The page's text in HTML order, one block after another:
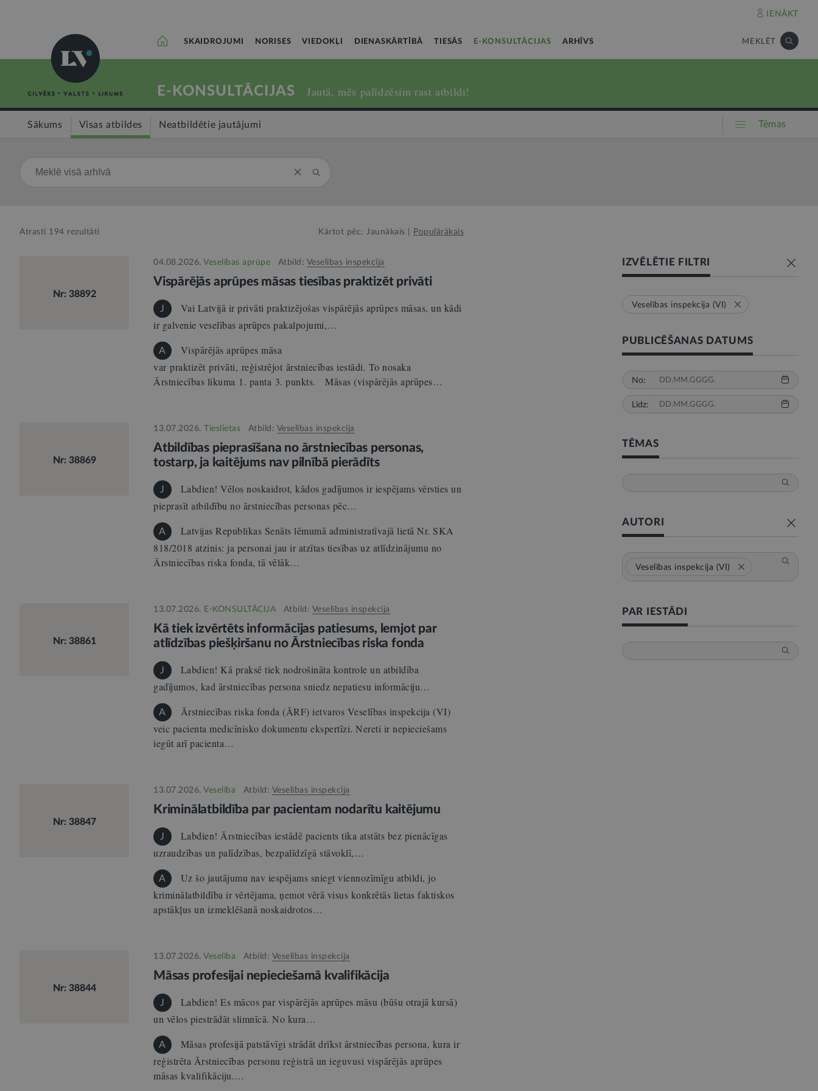
IENĀKT
SKAIDROJUMI NORISES VIEDOKĻI DIENASKĀRTĪBĀ TIESĀS E-KONSULTĀCIJAS ARHĪVS MEKLĒT
E-KONSULTĀCIJAS Jautā, mēs palīdzēsim rast atbildi!
Sākums Visas atbildes Neatbildētie jautājumi Tēmas
Atrasti 194 rezultāti Kārtot pēc: Jaunākais Populārākais
Nr: 38892
04.08.2026. Veselības aprūpe Atbild: Veselības inspekcija
Vispārējās aprūpes māsas tiesības praktizēt privāti
J
Vai Latvijā ir privāti praktizējošas vispārējās aprūpes māsas, un kādi
ir galvenie veselības aprūpes pakalpojumi,…
A
Vispārējās aprūpes māsa
var praktizēt privāti, reģistrējot ārstniecības iestādi. To nosaka
Ārstniecības likuma 1. panta 3. punkts. Māsas (vispārējās aprūpes…
Nr: 38869
13.07.2026. Tieslietas Atbild: Veselības inspekcija
Atbildības pieprasīšana no ārstniecības personas,
tostarp, ja kaitējums nav pilnībā pierādīts
J
Labdien! Vēlos noskaidrot, kādos gadījumos ir iespējams vērsties un
pieprasīt atbildību no ārstniecības personas pēc…
A
Latvijas Republikas Senāts lēmumā administratīvajā lietā Nr. SKA
818/2018 atzinis: ja personai jau ir atzītas tiesības uz atlīdzinājumu no
Ārstniecības riska fonda, tā vēlāk…
Nr: 38861
13.07.2026. E-KONSULTĀCIJA Atbild: Veselības inspekcija
Kā tiek izvērtēts informācijas patiesums, lemjot par
atlīdzības piešķiršanu no Ārstniecības riska fonda
J
Labdien! Kā praksē tiek nodrošināta kontrole un atbildība
gadījumos, kad ārstniecības persona sniedz nepatiesu informāciju…
A
Ārstniecības riska fonda (ĀRF) ietvaros Veselības inspekcija (VI)
veic pacienta medicīnisko dokumentu ekspertīzi. Nereti ir nepieciešams
iegūt arī pacienta…
Nr: 38847
13.07.2026. Veselība Atbild: Veselības inspekcija
Kriminālatbildība par pacientam nodarītu kaitējumu
J
Labdien! Ārstniecības iestādē pacients tika atstāts bez pienācīgas
uzraudzības un palīdzības, bezpalīdzīgā stāvoklī,…
A
Uz šo jautājumu nav iespējams sniegt viennozīmīgu atbildi, jo
kriminālatbildība ir vērtējama, ņemot vērā visus konkrētās lietas faktiskos
apstākļus un izmeklēšanā noskaidrotos…
Nr: 38844
13.07.2026. Veselība Atbild: Veselības inspekcija
Māsas profesijai nepieciešamā kvalifikācija
J
Labdien! Es mācos par vispārējās aprūpes māsu (būšu otrajā kursā)
un vēlos piestrādāt slimnīcā. No kura…
A
Māsas profesijā patstāvīgi strādāt drīkst ārstniecības persona, kura ir
reģistrēta Ārstniecības personu reģistrā un ieguvusi vispārējās aprūpes
māsas kvalifikāciju.…
IZVĒLĒTIE FILTRI
Veselības inspekcija (VI)
PUBLICĒŠANAS DATUMS
No:
Līdz:
TĒMAS
AUTORI
Veselības inspekcija (VI)
PAR IESTĀDI